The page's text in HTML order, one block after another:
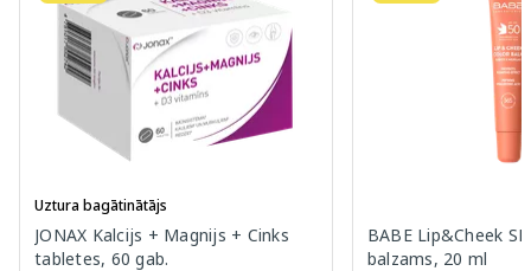
Uztura bagātinātājs
JONAX Kalcijs + Magnijs + Cinks
tabletes, 60 gab.
BABE Lip&Cheek
balzams, 20 ml